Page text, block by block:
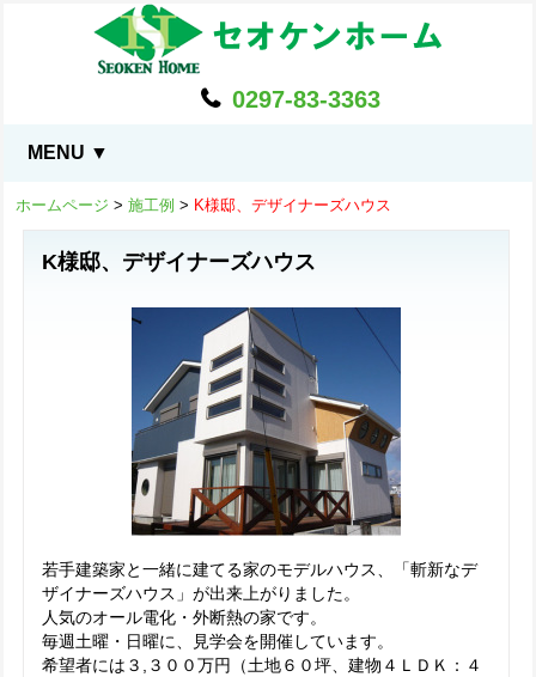
0297-83-3363
MENU ▼
ホームページ > 施工例 > K様邸、デザイナーズハウス
K様邸、デザイナーズハウス
若手建築家と一緒に建てる家のモデルハウス、「斬新なデ
ザイナーズハウス」が出来上がりました。
人気のオール電化・外断熱の家です。
毎週土曜・日曜に、見学会を開催しています。
希望者には３,３００万円（土地６０坪、建物４ＬＤＫ：４